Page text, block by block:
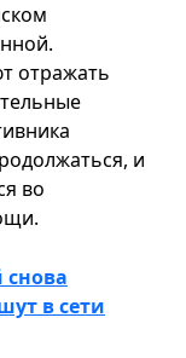
отражать
и
во
в сети